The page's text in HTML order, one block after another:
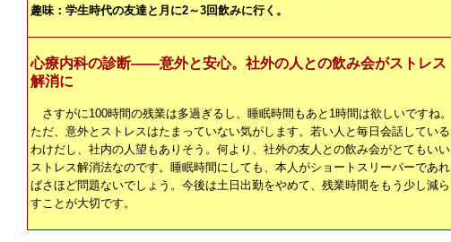
趣味：学生時代の友達と月に2～3回飲みに行く。
心療内科の診断――意外と安心。社外の人との飲み会がストレス
解消に
さすがに100時間の残業は多過ぎるし、睡眠時間もあと1時間は欲しいですね。
ただ、意外とストレスはたまっていない気がします。若い人と毎日会話している
わけだし、社内の人望もありそう。何より、社外の友人との飲み会がとてもいい
ストレス解消法なのです。睡眠時間にしても、本人がショートスリーパーであれ
ばさほど問題ないでしょう。今後は土日出勤をやめて、残業時間をもう少し減ら
すことが大切です。